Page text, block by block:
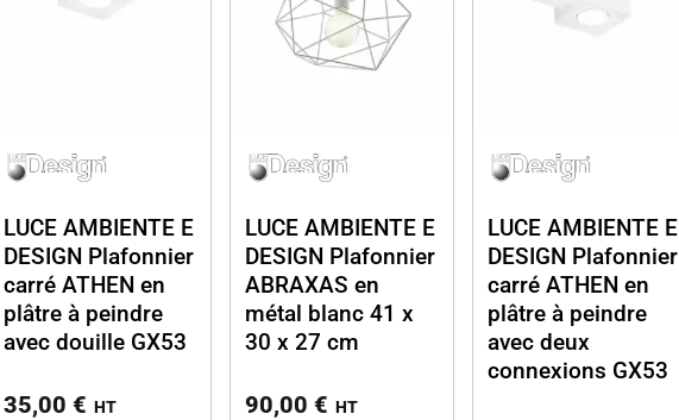
LUCE AMBIENTE E
DESIGN Plafonnier
carré ATHEN en
plâtre à peindre
avec douille GX53
35,00 € HT
LUCE AMBIENTE E
DESIGN Plafonnier
ABRAXAS en
métal blanc 41 x
30 x 27 cm
90,00€ HT
LUCE AMBIENTE E
DESIGN Plafonnier
carré ATHEN en
plâtre à peindre
avec deux
connexions GX53